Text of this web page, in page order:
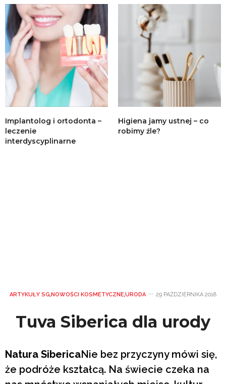
Implantolog i ortodonta –
leczenie
interdyscyplinarne
Higiena jamy ustnej – co
robimy źle?
ARTYKUŁY SG,NOWOŚCI KOSMETYCZNE,URODA 29 PAŹDZIERNIKA 2018
Tuva Siberica dla urody
Natura SibericaNie bez przyczyny mówi się,
że podróże kształcą. Na świecie czeka na